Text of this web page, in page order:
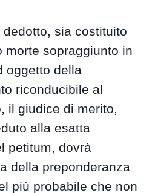
sia costituito
morte sopraggiunto in
oggetto della
riconducibile al
il giudice di merito,
alla esatta
petitum, dovrà
della preponderanza
più probabile che non